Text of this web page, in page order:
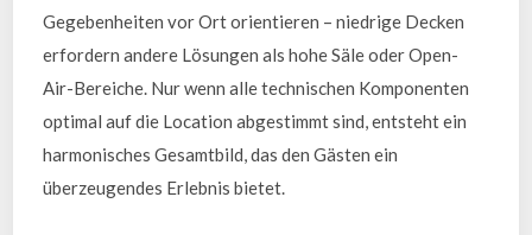
Gegebenheiten vor Ort orientieren – niedrige Decken
erfordern andere Lösungen als hohe Säle oder Open-
Air-Bereiche. Nur wenn alle technischen Komponenten
optimal auf die Location abgestimmt sind, entsteht ein
harmonisches Gesamtbild, das den Gästen ein
überzeugendes Erlebnis bietet.